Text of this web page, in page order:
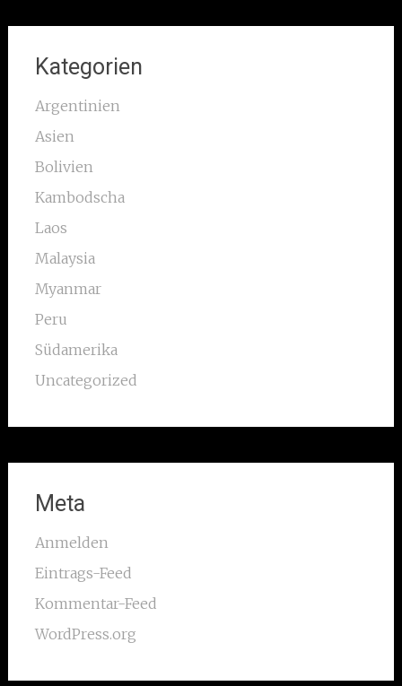
Kategorien
Argentinien
Asien
Bolivien
Kambodscha
Laos
Malaysia
Myanmar
Peru
Südamerika
Uncategorized
Meta
Anmelden
Eintrags-Feed
Kommentar-Feed
WordPress.org